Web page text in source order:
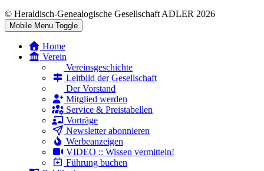
© Heraldisch-Genealogische Gesellschaft ADLER 2026
Mobile Menu Toggle
Home
Verein
Vereinsgeschichte
Leitbild der Gesellschaft
Der Vorstand
Mitglied werden
Service & Preistabellen
Vorträge
Newsletter abonnieren
Werbeanzeigen
VIDEO :: Wissen vermitteln!
Führung buchen